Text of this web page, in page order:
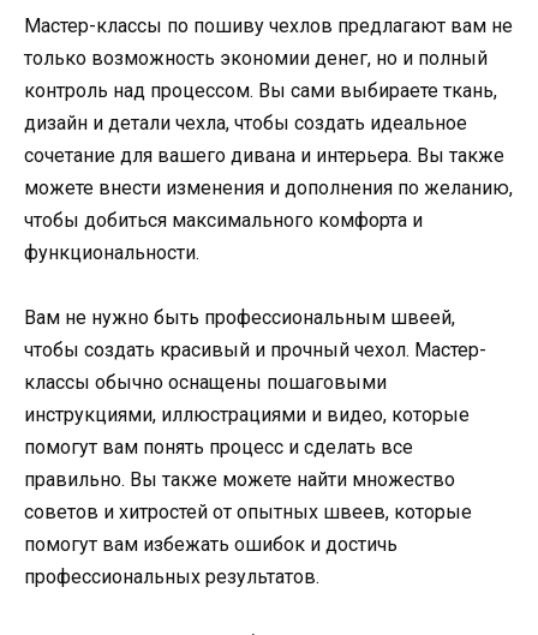
Мастер-классы по пошиву чехлов предлагают вам не
только возможность экономии денег, но и полный
контроль над процессом. Вы сами выбираете ткань,
дизайн и детали чехла, чтобы создать идеальное
сочетание для вашего дивана и интерьера. Вы также
можете внести изменения и дополнения по желанию,
чтобы добиться максимального комфорта и
функциональности.
Вам не нужно быть профессиональным швеей,
чтобы создать красивый и прочный чехол. Мастер-
классы обычно оснащены пошаговыми
инструкциями, иллюстрациями и видео, которые
помогут вам понять процесс и сделать все
правильно. Вы также можете найти множество
советов и хитростей от опытных швеев, которые
помогут вам избежать ошибок и достичь
профессиональных результатов.